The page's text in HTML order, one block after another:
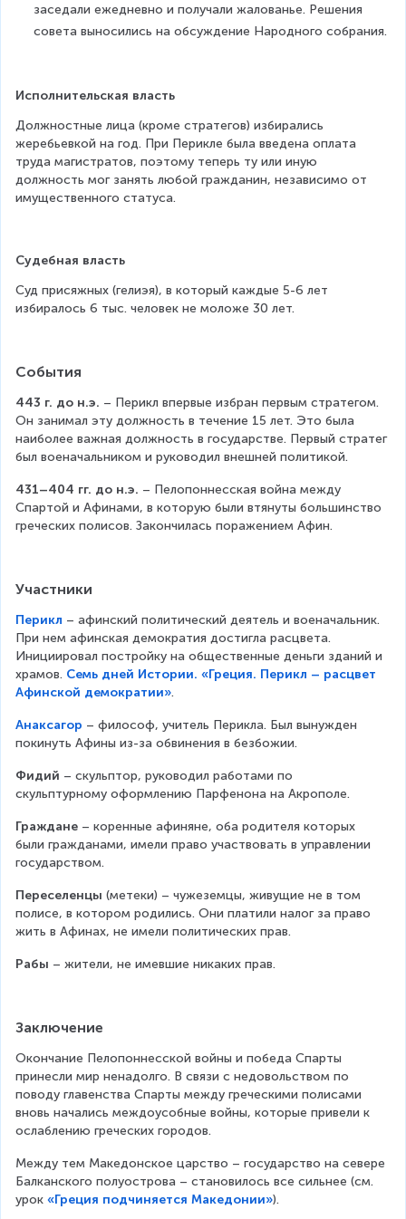
заседали ежедневно и получали жалованье. Решения
совета выносились на обсуждение Народного собрания.
Исполнительская власть
Должностные лица (кроме стратегов) избирались
жеребьевкой на год. При Перикле была введена оплата
труда магистратов, поэтому теперь ту или иную
должность мог занять любой гражданин, независимо от
имущественного статуса.
Судебная власть
Суд присяжных (гелиэя), в который каждые 5-6 лет
избиралось 6 тыс. человек не моложе 30 лет.
События
443 г. до н.э. – Перикл впервые избран первым стратегом.
Он занимал эту должность в течение 15 лет. Это была
наиболее важная должность в государстве. Первый стратег
был военачальником и руководил внешней политикой.
431–404 гг. до н.э. – Пелопоннесская война между
Спартой и Афинами, в которую были втянуты большинство
греческих полисов. Закончилась поражением Афин.
Участники
Перикл
ри нем афинская демократия достигла расцвета. И
нициировал постройку на общественные деньги зданий и х
рамов. Семь дней Истории. «Греция. Перикл – расцвет А
финской демократии»
Анаксагор
окинуть Афины из-за обвинения в безбожии.
Фидий – скульптор, руководил работами по
скульптурному оформлению Парфенона на Акрополе.
Граждане – коренные афиняне, оба родителя которых
были гражданами, имели право участвовать в управлении
государством.
Переселенцы (метеки) – чужеземцы, живущие не в том
полисе, в котором родились. Они платили налог за право
жить в Афинах, не имели политических прав.
Рабы – жители, не имевшие никаких прав.
Заключение
Окончание Пелопоннесской войны и победа Спарты
принесли мир ненадолго. В связи с недовольством по
поводу главенства Спарты между греческими полисами
вновь начались междоусобные войны, которые привели к
ослаблению греческих городов.
Между тем Македонское царство – государство на севере
Балканского полуострова – становилось все сильнее (см.
урок «Греция подчиняется Македонии»).